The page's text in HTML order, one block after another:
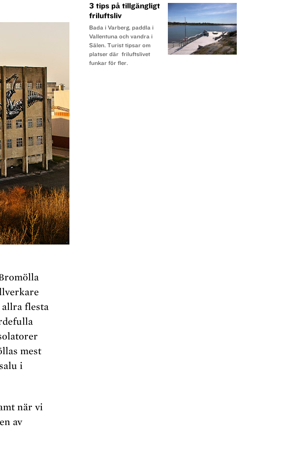
flesta
mest
i
när vi
av
3 tips på tillgängligt
friluftsliv
Bada i Varberg, paddla i
Vallentuna och vandra i
Sälen. Turist tipsar om
platser där friluftslivet
funkar för fler.